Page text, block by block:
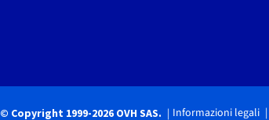
© Copyright 1999-2026 OVH SAS. Informazioni legali